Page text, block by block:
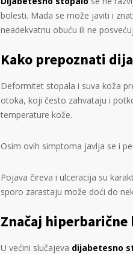
bolesti. Mada se može javiti i
neadekvatnu obuću ili ne
Kako prepoznati
Deformitet stopala i suva koža
otoka, koji često zahvataju i
temperature kože.
Osim ovih simptoma javlja se i
Pojava čireva i ulceracija su
sporo zarastaju može doći do
Značaj
U većini slučajeva dijabetesno